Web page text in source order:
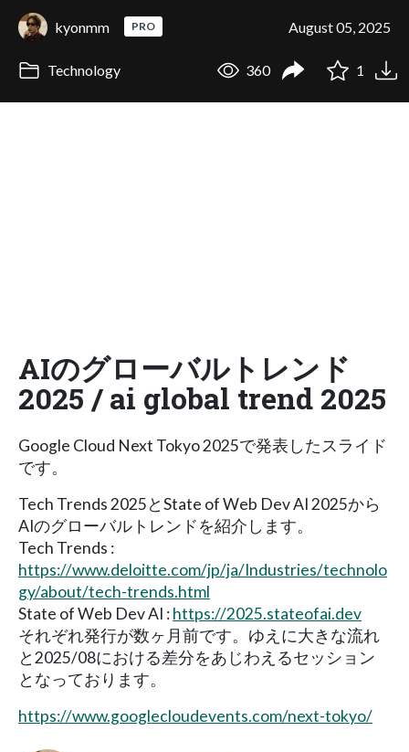
kyonmm PRO August 05, 2025
Technology 360 1
AIのグローバルトレンド
2025 / ai global trend 2025
Google Cloud Next Tokyo 2025で発表したスライド
です。
Tech Trends 2025とState of Web Dev AI 2025から
AIのグローバルトレンドを紹介します。
Tech Trends :
https://www.deloitte.com/jp/ja/Industries/technolo
gy/about/tech-trends.html
State of Web Dev AI :https://2025.stateofai.dev
それぞれ発行が数ヶ月前です。ゆえに大きな流れ
と2025/08における差分をあじわえるセッション
となっております。
https://www.googlecloudevents.com/next-tokyo/